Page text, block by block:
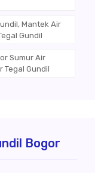
Mantek Air
Gundil
Sumur Air
Tegal Gundil
Bogor